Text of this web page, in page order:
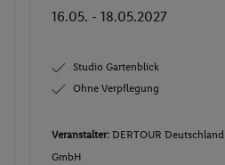
16.05. - 18.05.2027
Studio Gartenblick
Ohne Verpflegung
Veranstalter: DERTOUR Deutschland
GmbH